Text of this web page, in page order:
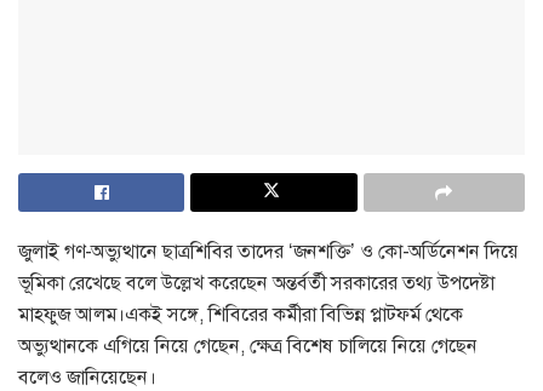
জুলাই গণ-অভ্যুত্থানে ছাত্রশিবির তাদের ‘জনশক্তি’ ও কো-অর্ডিনেশন দিয়ে
ভূমিকা রেখেছে বলে উল্লেখ করেছেন অন্তর্বর্তী সরকারের তথ্য উপদেষ্টা
মাহফুজ আলম।একই সঙ্গে, শিবিরের কর্মীরা বিভিন্ন প্লাটফর্ম থেকে
অভ্যুত্থানকে এগিয়ে নিয়ে গেছেন, ক্ষেত্র বিশেষ চালিয়ে নিয়ে গেছেন
বলেও জানিয়েছেন।